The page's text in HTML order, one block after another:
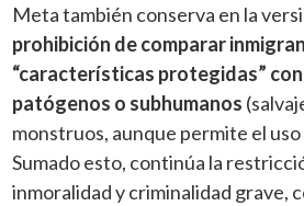
Meta también conserva en la
prohibición de comparar
“características protegidas”
patógenos o subhumanos
monstruos, aunque permite el
Sumado esto, continúa la
inmoralidad y criminalidad grave,